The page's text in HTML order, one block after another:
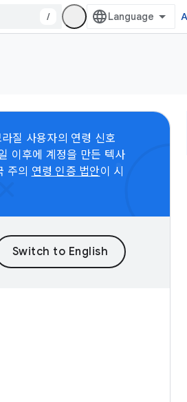
/
질 사용자의 연령 신호
이후에 계정을 만든 텍사
주의 연령 인증 법안이 시